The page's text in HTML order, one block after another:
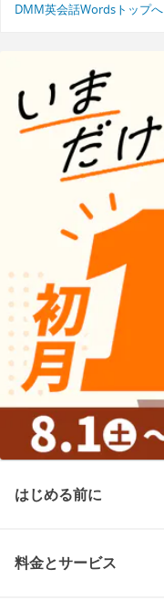
DMM英会話Wordsトップへ
はじめる前に
料金とサービス